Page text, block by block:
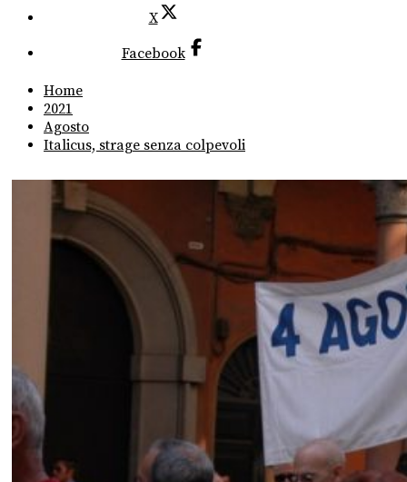
X
Facebook
Home
2021
Agosto
Italicus, strage senza colpevoli